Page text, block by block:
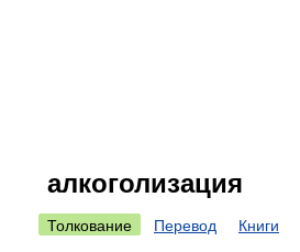
алкоголизация
Толкование Перевод Книги